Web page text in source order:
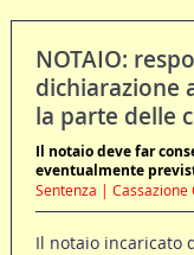
NOTAIO:
dichiarazione
la parte delle
Il notaio deve far
eventualmente
Sentenza |
Il notaio incaricato